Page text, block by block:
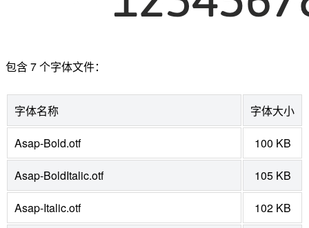
包含 7 个字体文件：
字体名称 字体大小
Asap-Bold.otf 100 KB
Asap-BoldItalic.otf 105 KB
Asap-Italic.otf 102 KB